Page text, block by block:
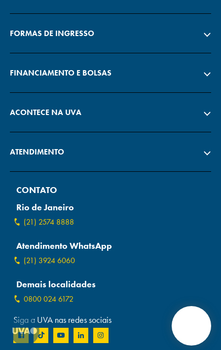
FORMAS DE INGRESSO
FINANCIAMENTO E BOLSAS
ACONTECE NA UVA
ATENDIMENTO
CONTATO
Rio de Janeiro
(21) 2574 8888
Atendimento WhatsApp
(21) 3924 6060
Demais localidades
0800 024 6172
Siga a UVA nas redes sociais